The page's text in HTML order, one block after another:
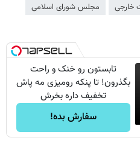
خارجی
مجلس شورای اسلامی
تابستون رو خنک و راحت
بگذرون! تا پنکه رومیزی مه پاش
تخفیف داره بخرش
سفارش بده!